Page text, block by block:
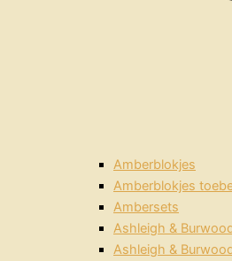
Amberblokjes
Amberblokjes
Ambersets
Ashleigh &
Ashleigh &